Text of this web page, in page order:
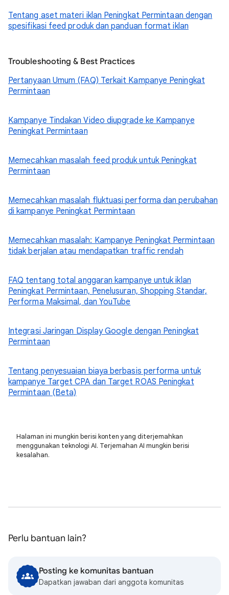
Tentang aset materi iklan Peningkat Permintaan dengan
spesifikasi feed produk dan panduan format iklan
Troubleshooting & Best Practices
Pertanyaan Umum (FAQ) Terkait Kampanye Peningkat
Permintaan
Kampanye Tindakan Video diupgrade ke Kampanye
Peningkat Permintaan
Memecahkan masalah feed produk untuk Peningkat
Permintaan
Memecahkan masalah fluktuasi performa dan perubahan
di kampanye Peningkat Permintaan
Memecahkan masalah: Kampanye Peningkat Permintaan
tidak berjalan atau mendapatkan traffic rendah
FAQ tentang total anggaran kampanye untuk iklan
Peningkat Permintaan, Penelusuran, Shopping Standar,
Performa Maksimal, dan YouTube
Integrasi Jaringan Display Google dengan Peningkat
Permintaan
Tentang penyesuaian biaya berbasis performa untuk
kampanye Target CPA dan Target ROAS Peningkat
Permintaan (Beta)
Halaman ini mungkin berisi konten yang diterjemahkan
menggunakan teknologi AI. Terjemahan AI mungkin berisi
kesalahan.
Perlu bantuan lain?
Posting ke komunitas bantuan
Dapatkan jawaban dari anggota komunitas